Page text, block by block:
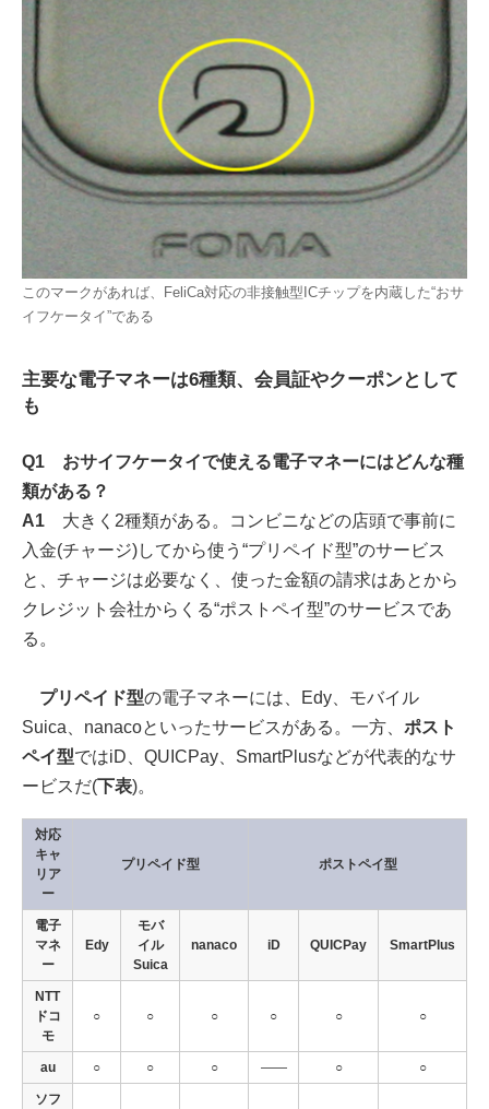
このマークがあれば、FeliCa対応の非接触型ICチップを内蔵した“おサ
イフケータイ”である
主要な電子マネーは6種類、会員証やクーポンとして
も
Q1 おサイフケータイで使える電子マネーにはどんな種
類がある？
A1 大きく2種類がある。コンビニなどの店頭で事前に
入金(チャージ)してから使う“プリペイド型”のサービス
と、チャージは必要なく、使った金額の請求はあとから
クレジット会社からくる“ポストペイ型”のサービスであ
る。
プリペイド型の電子マネーには、Edy、モバイル
Suica、nanacoといったサービスがある。一方、 ポスト
ペイ型ではiD、QUICPay、SmartPlusなどが代表的なサ
ービスだ(下表)。
対応
キャ
リア
ー
プリペイド型 ポストペイ型
電子
マネ
ー
Edy
モバ
イル
Suica
nanaco iD QUICPay SmartPlus
NTT
ドコ
モ
○ ○ ○ ○ ○ ○
au ○ ○ ○ ―― ○ ○
ソフ